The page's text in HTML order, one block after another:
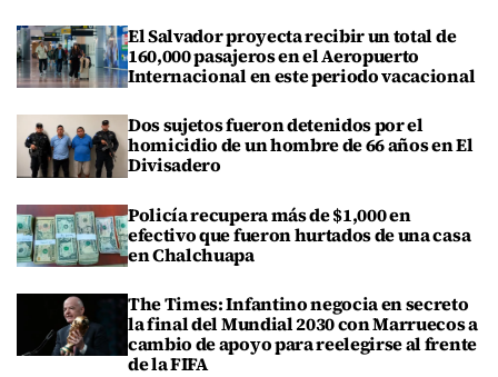
El Salvador proyecta recibir un total de
160,000 pasajeros en el Aeropuerto
Internacional en este periodo vacacional
Dos sujetos fueron detenidos por el
homicidio de un hombre de 66 años en El
Divisadero
Policía recupera más de $1,000 en
efectivo que fueron hurtados de una casa
en Chalchuapa
The Times: Infantino negocia en secreto
la final del Mundial 2030 con Marruecos a
cambio de apoyo para reelegirse al frente
de la FIFA